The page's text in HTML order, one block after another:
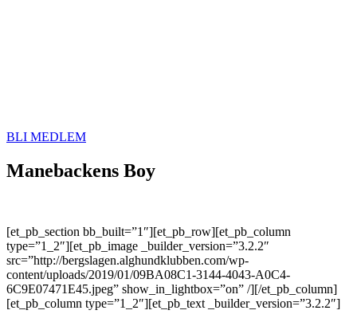
BLI MEDLEM
Manebackens Boy
[et_pb_section bb_built=”1″][et_pb_row][et_pb_column
type=”1_2″][et_pb_image _builder_version=”3.2.2″
src=”http://bergslagen.alghundklubben.com/wp-
content/uploads/2019/01/09BA08C1-3144-4043-A0C4-
6C9E07471E45.jpeg” show_in_lightbox=”on” /][/et_pb_column]
[et_pb_column type=”1_2″][et_pb_text _builder_version=”3.2.2″]